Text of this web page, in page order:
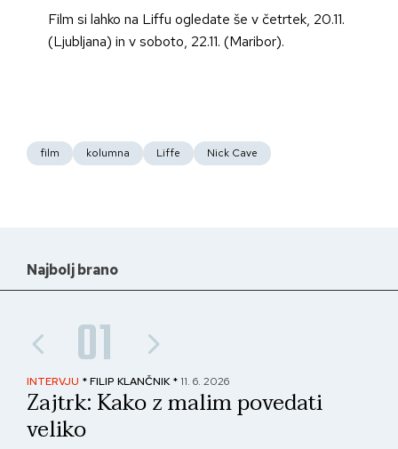
Film si lahko na Liffu ogledate še v četrtek, 20.11.
(Ljubljana) in v soboto, 22.11. (Maribor).
film kolumna Liffe Nick Cave
Najbolj brano
01
INTERVJU * FILIP KLANČNIK * 11. 6. 2026
Zajtrk: Kako z malim povedati
veliko